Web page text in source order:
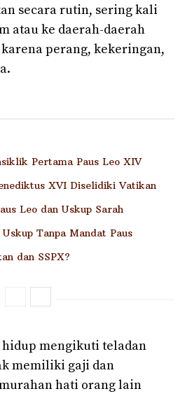
secara rutin, sering kali
atau ke daerah-daerah
perang, kekeringan,
Pertama Paus Leo XIV
XVI Diselidiki Vatikan
Leo dan Uskup Sarah
Tanpa Mandat Paus
dan SSPX?
hidup mengikuti teladan
memiliki gaji dan
hati orang lain